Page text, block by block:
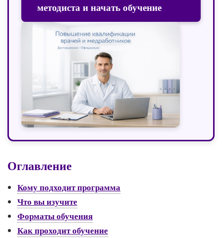
методиста и начать обучение
Оглавление
Кому подходит программа
Что вы изучите
Форматы обучения
Как проходит обучение